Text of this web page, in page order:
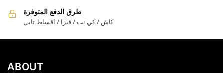
طرق الدفع المتوفرة
كاش / كي نت / فيزا / اقساط تابي
ABOUT